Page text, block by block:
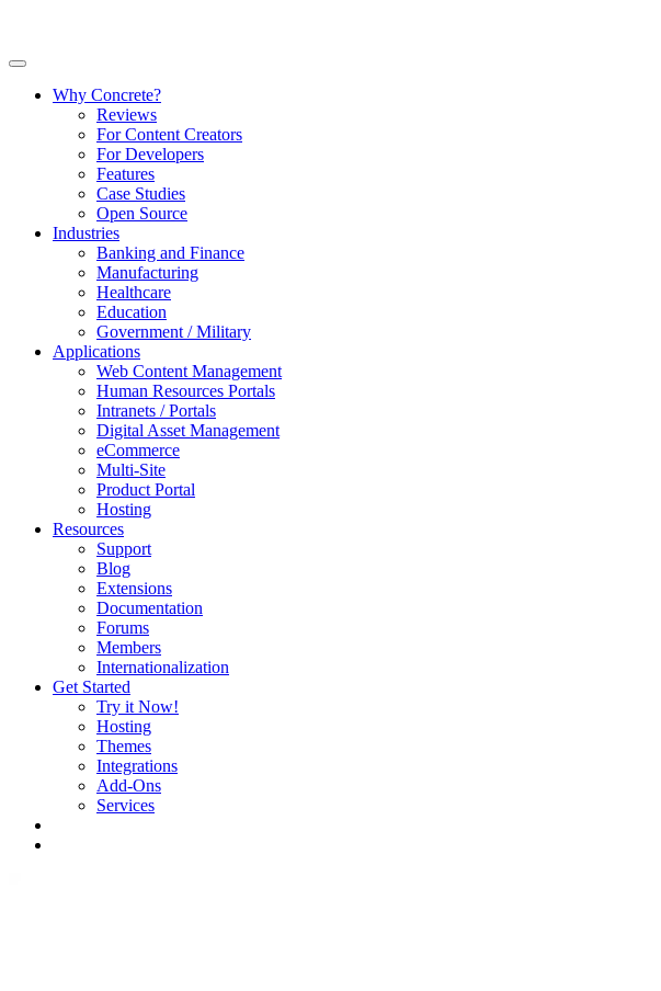
Why Concrete?
Reviews
For Content Creators
For Developers
Features
Case Studies
Open Source
Industries
Banking and Finance
Manufacturing
Healthcare
Education
Government / Military
Applications
Web Content Management
Human Resources Portals
Intranets / Portals
Digital Asset Management
eCommerce
Multi-Site
Product Portal
Hosting
Resources
Support
Blog
Extensions
Documentation
Forums
Members
Internationalization
Get Started
Try it Now!
Hosting
Themes
Integrations
Add-Ons
Services